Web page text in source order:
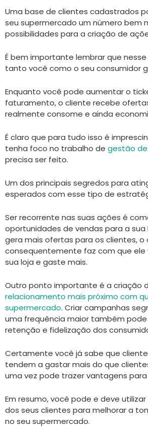
Uma base de clientes cadastrados
seu supermercado um número bem
possibilidades para a criação de
É bem importante lembrar que
tanto você como o seu consumidor
Enquanto você pode aumentar o
faturamento, o cliente recebe
realmente consome e ainda
É claro que para tudo isso é
tenha foco no trabalho de gestão
precisa ser feito.
Um dos principais segredos para
esperados com esse tipo de
Ser recorrente nas suas ações é
oportunidades de vendas para a sua
gera mais ofertas para os clientes, o
consequentemente faz com que ele
sua loja e gaste mais.
Outro ponto importante é a criação
relacionamento mais próximo com
supermercado. Criar campanhas
uma frequência maior também
retenção e fidelização dos
Certamente você já sabe que
tendem a gastar mais do que
uma vez pode trazer vantagens para
Em resumo, você pode e deve
dos seus clientes para melhorar a
no seu supermercado.